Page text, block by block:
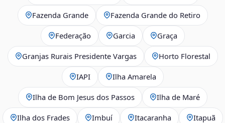
Fazenda Grande Fazenda Grande do Retiro
Federação Garcia Graça
Granjas Rurais Presidente Vargas Horto Florestal
IAPI Ilha Amarela
Ilha de Bom Jesus dos Passos Ilha de Maré
Ilha dos Frades Imbuí Itacaranha Itapuã